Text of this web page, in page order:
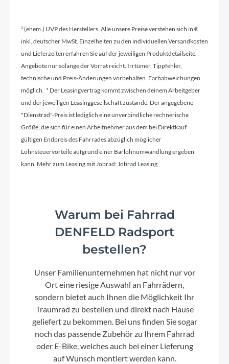
Kurbelgarnitur
Rotor E-Kapic Crank 165mm (S/M), 170mm
(L/XL) + Rotor Ride 60 Alloy chainring 32T
Kassette
Shimano Deore M6100 10-51T 12s
15mm (S/M) 30mm (L,XL), Ø: 31.8mm
Farbe
blau
Dämpfer
RockShox Super Deluxe Select+ 210x55mm
NEW Fazua RIDE 60 drive pack + 430Wh battery
¹ (ehem.) UVP des Herstellers. Alle unsere Preise verstehen sich in €
inkl. deutscher MwSt. Einzelheiten zu den individuellen Versandkosten
und Lieferzeiten erfahren Sie auf der jeweiligen Produktdetailseite.
Angebote nur solange der Vorrat reicht. Irrtümer, Tippfehler,
technische und Preis-Änderungen vorbehalten. Farbabweichungen
möglich. * Der Leasingvertrag kommt zwischen deinem Arbeitgeber
und der jeweiligen Leasinggesellschaft zustande. Der angegebene
"Dienstrad"-Preis ist lediglich eine unverbindliche rechnerische
Größe, die sich für einen Arbeitnehmer aus dem bei Direktkauf
gültigen Endpreis des Fahrrades abzüglich möglicher
Lohnsteuervorteile aufgrund einer Barlohnumwandlung ergeben
kann. Mehr zum Leasing mit Jobrad:Jobrad Leasing
Warum bei Fahrrad
DENFELD Radsport
bestellen?
Unser Familienunternehmen hat nicht nur vor
Ort eine riesige Auswahl an Fahrrädern,
sondern bietet auch Ihnen die Möglichkeit Ihr
Traumrad zu bestellen und direkt nach Hause
geliefert zu bekommen. Bei uns finden Sie sogar
noch das passende Zubehör zu Ihrem Fahrrad
oder E-Bike, welches auch bei einer Lieferung
auf Wunsch montiert werden kann.